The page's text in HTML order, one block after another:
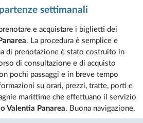
settimanali
e acquistare i biglietti dei
. La procedura è semplice e
di prenotazione è stato costruito in
di consultazione e di acquisto
pochi passaggi e in breve tempo
su orari, prezzi, tratte, porti e
marittime che effettuano il servizio
Valentia Panarea. Buona navigazione.